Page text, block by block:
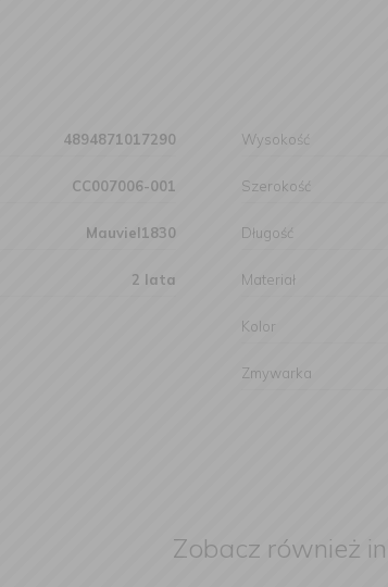
4894871017290
CC007006-001
Mauviel1830
2 lata
Wysokość
Szerokość
Długość
Materiał
Kolor
Zmywarka
Zobacz również